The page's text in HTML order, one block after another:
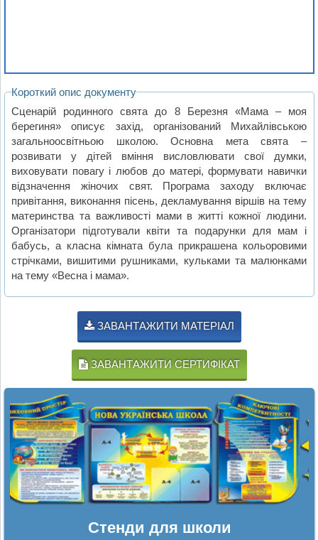
Короткий опис документу
Сценарій родинного свята до 8 Березня «Мама – моя
берегиня» описує захід, організований Михайлівською
загальноосвітньою школою. Основна мета свята –
розвивати у дітей вміння висловлювати свої думки,
виховувати повагу і любов до матері, формувати навички
відзначення жіночих свят. Програма заходу включає
привітання, виконання пісень, декламування віршів на тему
материнства та важливості мами в житті кожної людини.
Організатори підготували квіти та подарунки для мам і
бабусь, а класна кімната була прикрашена кольоровими
стрічками, вишитими рушниками, кульками та малюнками
на тему «Весна і мама».
ЗАВАНТАЖИТИ МАТЕРІАЛ
ЗАВАНТАЖИТИ СЕРТИФІКАТ
Стенди для школи